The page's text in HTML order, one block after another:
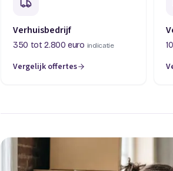
Verhuisbedrijf
350 tot 2.800 euro indicatie
Vergelijk offertes
(opent in een nieuw tabblad)